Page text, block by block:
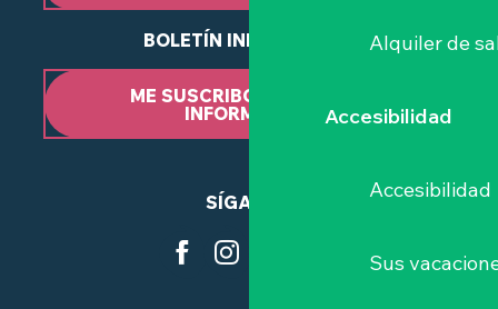
Alquiler de
Accesibilidad
Accesibilidad
Sus
BOLETÍN INFORMATIVO
ME SUSCRIBO AL BOLETÍN
INFORMATIVO
SÍGANOS